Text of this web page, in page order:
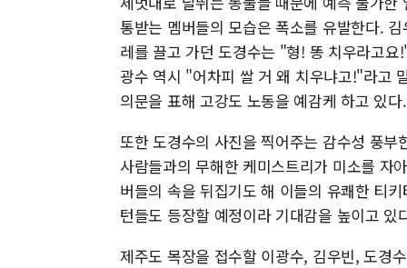
통받는 멤버들의 모습은 폭소를 유발한다.
레를 끌고 가던 도경수는 "형! 똥 치우라고
광수 역시 "어차피 쌀 거 왜 치우냐고!"라고
의문을 표해 고강도 노동을 예감케 하고 있다.
또한 도경수의 사진을 찍어주는 감수성 풍
사람들과의 무해한 케미스트리가 미소를 자
버들의 속을 뒤집기도 해 이들의 유쾌한 티
턴들도 등장할 예정이라 기대감을 높이고 있
제주도 목장을 접수할 이광수, 김우빈, 도경